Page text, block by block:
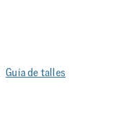
Guía de talles